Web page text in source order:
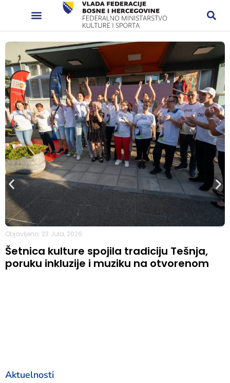
Objavljeno: 23 Jula, 2026
Šetnica kulture spojila tradiciju Tešnja,
poruku inkluzije i muziku na otvorenom
Aktuelnosti